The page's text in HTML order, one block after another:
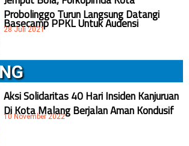
Probolinggo Turun Langsung Datangi
Basecamp PPKL Untuk Audensi
28 Juli 2021
Aksi Solidaritas 40 Hari Insiden Kanjuruan
Di Kota Malang Berjalan Aman Kondusif
10 November 2022